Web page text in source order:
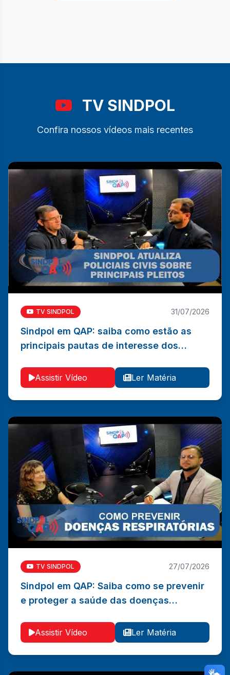
TV SINDPOL
Confira nossos vídeos mais recentes
Sindpol em QAP: saiba como estão as principais
pautas de interesse dos policiais civis
TV SINDPOL 31/07/2026
Sindpol em QAP: saiba como estão as
principais pautas de interesse dos
Assistir Vídeo Ler Matéria
Sindpol em QAP: Saiba como se prevenir e proteger a
saúde das doenças respiratórias
TV SINDPOL 27/07/2026
Sindpol em QAP: Saiba como se prevenir
e proteger a saúde das doenças
Assistir Vídeo Ler Matéria